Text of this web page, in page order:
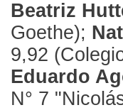
Beatriz
Goethe);
9,92
Eduardo
N° 7